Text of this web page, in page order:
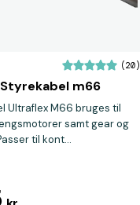
(20)
m66
Ultraflex M66 bruges til
samt gear og
til kont...